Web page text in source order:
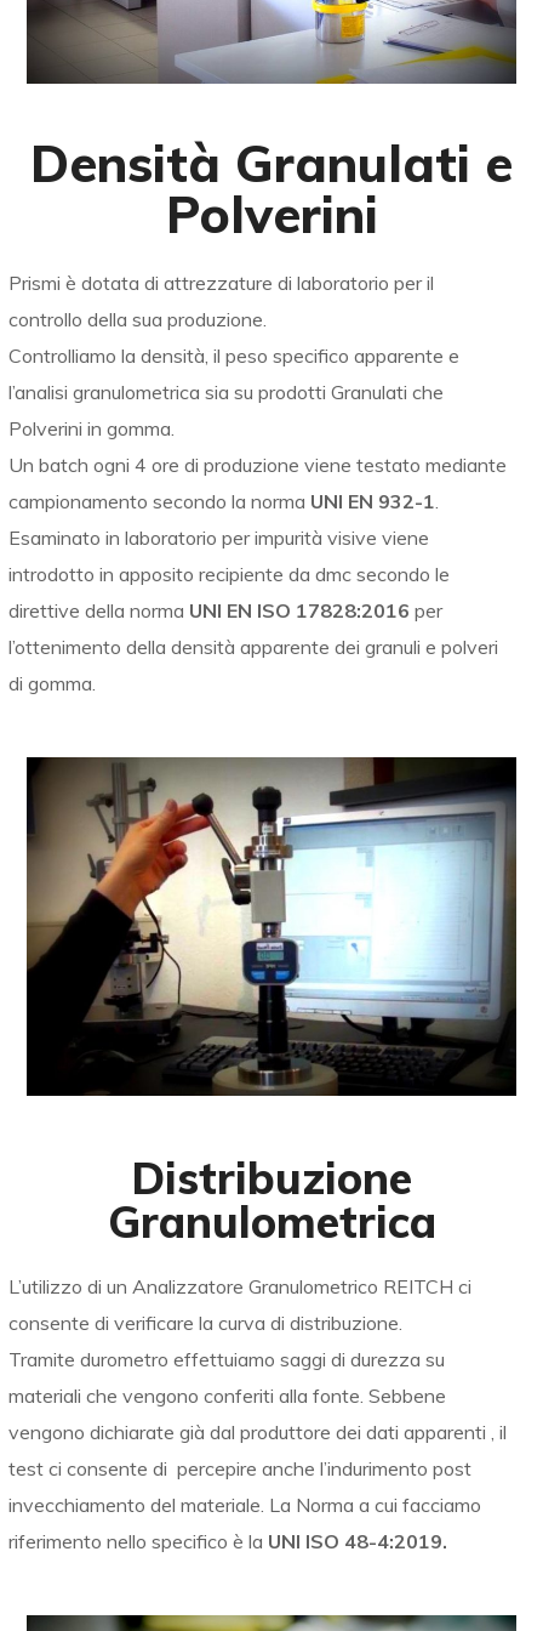
Densità Granulati e
Polverini
Prismi è dotata di attrezzature di laboratorio per il
controllo della sua produzione.
Controlliamo la densità, il peso specifico apparente e
l’analisi granulometrica sia su prodotti Granulati che
Polverini in gomma.
Un batch ogni 4 ore di produzione viene testato mediante
campionamento secondo la norma UNI EN 932-1
Esaminato in laboratorio per impurità visive viene
introdotto in apposito recipiente da dmc secondo le
direttive della norma UNI EN ISO 17828:2016 per
l’ottenimento della densità apparente dei granuli e polveri
di gomma.
Distribuzione
Granulometrica
L’utilizzo di un Analizzatore Granulometrico REITCH ci
consente di verificare la curva di distribuzione.
Tramite durometro effettuiamo saggi di durezza su
materiali che vengono conferiti alla fonte. Sebbene
vengono dichiarate già dal produttore dei dati apparenti , il
test ci consente di percepire anche l’indurimento post
invecchiamento del materiale. La Norma a cui facciamo
riferimento nello specifico è la UNI ISO 48-4:2019.